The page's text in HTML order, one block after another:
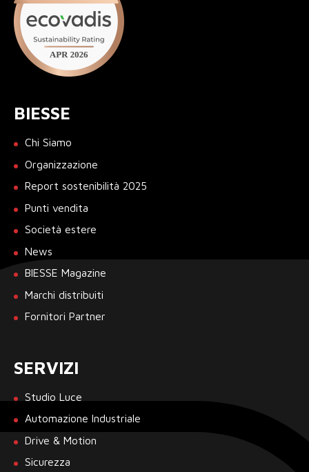
BIESSE
Chi Siamo
Organizzazione
Report sostenibilità 2025
Punti vendita
Società estere
News
BIESSE Magazine
Marchi distribuiti
Fornitori Partner
SERVIZI
Studio Luce
Automazione Industriale
Drive & Motion
Sicurezza